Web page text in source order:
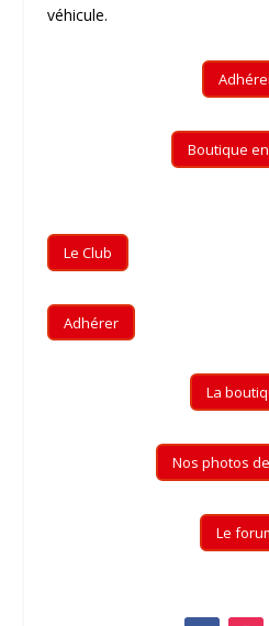
véhicule.
Boutique
Le Club
Adhérer
La
Nos photos
Le